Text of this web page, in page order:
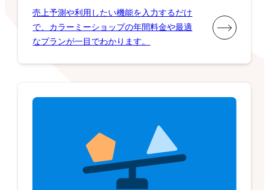
売上予測や利用したい機能を入力するだけ
で、カラーミーショップの年間料金や最適
なプランが一目でわかります。